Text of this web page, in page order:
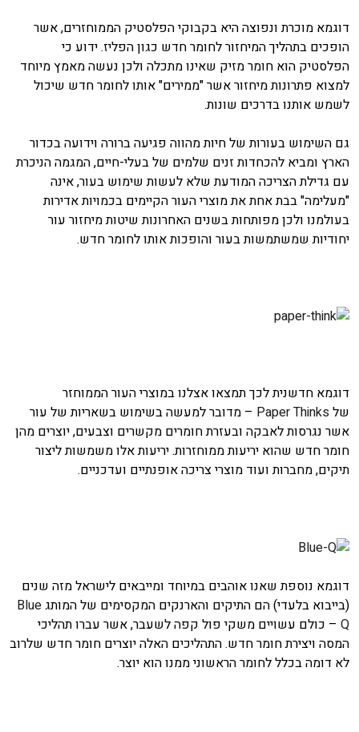
דוגמא מוכרת ונפוצה היא בקבוקי הפלסטיק הממוחזרים, אשר
הופכים בתהליך המיחזור לחומר חדש כגון הפליז. ידוע כי
הפלסטיק הוא חומר מזיק שאינו מתכלה ולכן נעשה מאמץ מיוחד
למצוא פתרונות מיחזור אשר "ממירים" אותו לחומר חדש שיכול
לשמש אותנו בדרכים שונות.
גם השימוש בעורות של חיות מהווה פגיעה ברורה וידועה בכדור
הארץ ומביא להכחדות זנים שלמים של בעלי-חיים, המגמה הניכרת
עם גדילת הצריכה המודעת שלא לעשות שימוש בעור, אינה
"מעלימה" בבת אחת את מוצרי העור הקיימים בכמויות אדירות
בעולמנו ולכן מפותחות בשנים האחרונות שיטות מיחזור עור
יחודיות שמשתמשות בעור והופכות אותו לחומר חדש.
דוגמא חדשנית לכך תמצאו אצלנו במוצרי העור הממוחזר
שלPaper Thinks – מדובר למעשה בשימוש בשאריות של עור
אשר נגרסות לאבקה ובעזרת חומרים מקשרים וצבעים, יוצרים מהן
חומר חדש שהוא יריעות ממוחזרות. יריעות אלו משמשות ליצור
תיקים, מחברות ועוד מוצרי צריכה אופנתיים ועדכניים.
דוגמא נוספת שאנו אוהבים במיוחד ומייבאים לישראל מזה שנים
(בייבוא בלעדי) הם התיקים והארנקים המקסימים של המותגBlue
Q – כולם עשויים משקי פול קפה לשעבר, אשר עברו תהליכי
המסה ויצירת חומר חדש. התהליכים האלה יוצרים חומר חדש שלרוב
לא דומה בכלל לחומר הראשוני ממנו הוא יוצר.